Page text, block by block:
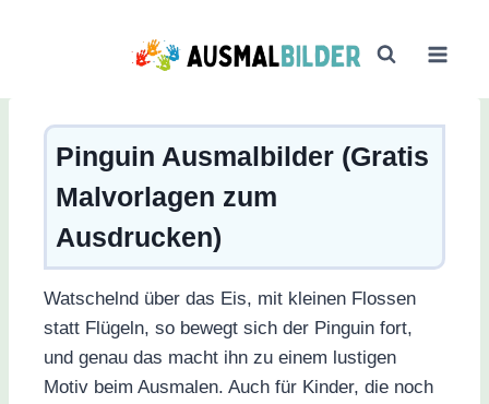
Pinguin Ausmalbilder (Gratis
Malvorlagen zum
Ausdrucken)
Watschelnd über das Eis, mit kleinen Flossen
statt Flügeln, so bewegt sich der Pinguin fort,
und genau das macht ihn zu einem lustigen
Motiv beim Ausmalen. Auch für Kinder, die noch